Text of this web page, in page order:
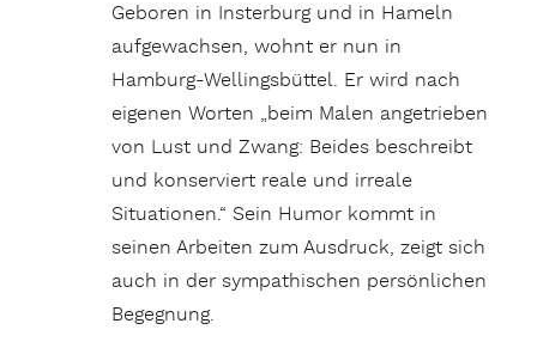
Geboren in Insterburg und in Hameln
aufgewachsen, wohnt er nun in
Hamburg-Wellingsbüttel. Er wird nach
eigenen Worten „beim Malen angetrieben
von Lust und Zwang: Beides beschreibt
und konserviert reale und irreale
Situationen.“ Sein Humor kommt in
seinen Arbeiten zum Ausdruck, zeigt sich
auch in der sympathischen persönlichen
Begegnung.